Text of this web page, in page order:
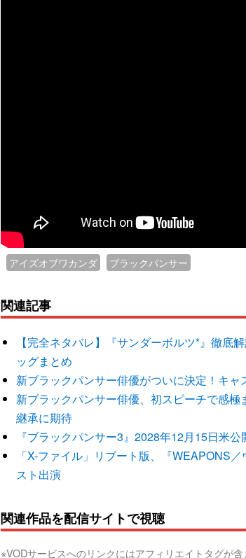
アイズオブワカンダ ブラックパンサー
関連記事
【完全ネタバレ】『サンダーボルツ*』徹
ッグまとめ
新ブラックパンサー俳優がついに決定！キ
新ブラックパンサー俳優、初スピーチで感
継承に期待
『ブラックパンサー3』2028年12月15日米
「X-ファイル」リブート版、『WEAPONS
スト出演
関連作品を配信サイトで視聴
※VODサービスへのリンクにはアフィリエイトタグが